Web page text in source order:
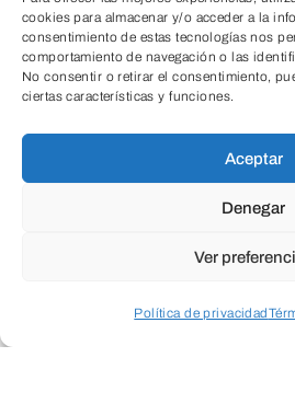
cookies para almacenar y/o acceder a la
consentimiento de estas tecnologías nos
comportamiento de navegación o las
No consentir o retirar el consentimiento,
ciertas características y funciones.
Aceptar
Denegar
Ver
Política de privacidad
héroe del planeta, vente
contaremos cómo
LEER MÁS